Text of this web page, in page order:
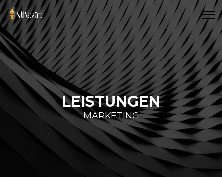
LEISTUNGEN
MARKETING